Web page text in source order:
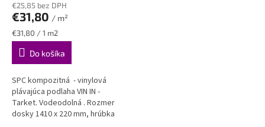
€25,85 bez DPH
€31,80 / m²
Jednotková
cena:
€31,80 / 1 m2
Do košíka
SPC kompozitná - vinylová
plávajúca podlaha VIN IN -
Tarket. Vodeodolná . Rozmer
dosky 1410 x 220 mm, hrúbka